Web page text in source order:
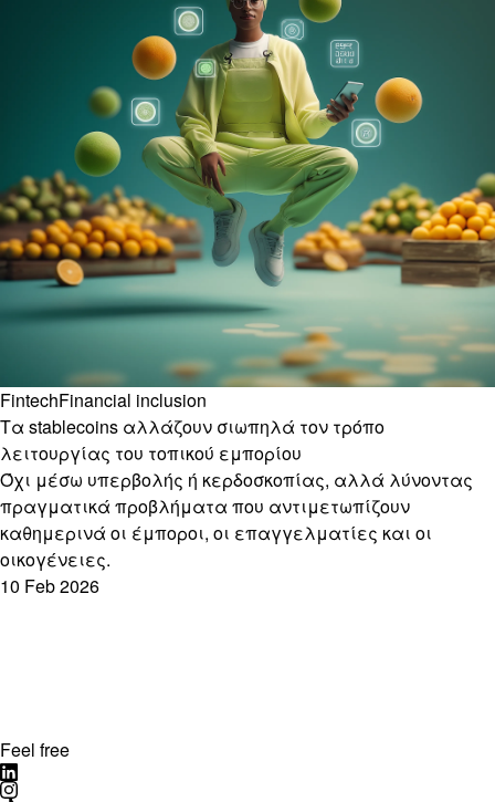
FintechFinancial inclusion
Τα stablecoins αλλάζουν σιωπηλά τον τρόπο
λειτουργίας του τοπικού εμπορίου
Όχι μέσω υπερβολής ή κερδοσκοπίας, αλλά λύνοντας
πραγματικά προβλήματα που αντιμετωπίζουν
καθημερινά οι έμποροι, οι επαγγελματίες και οι
οικογένειες.
10 Feb 2026
Feel free